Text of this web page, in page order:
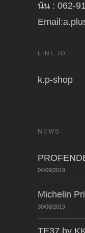
นัน : 062-
LINE ID
k.p-shop
NEWS
04/09/2019
Michelin
30/08/2019